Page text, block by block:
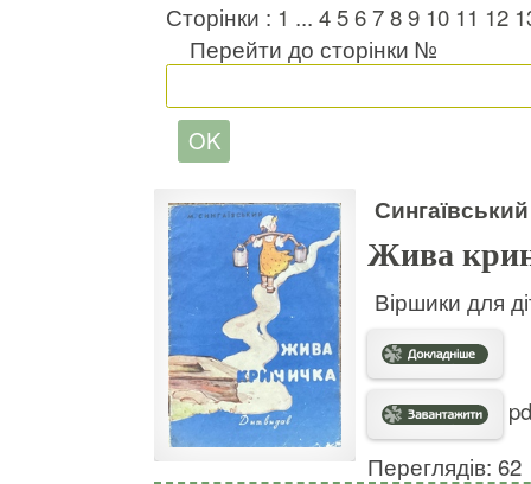
Сторінки : 1 ... 456789 10 11 12
Перейти до сторінки №
Жива
Віршики для
Переглядів: 62